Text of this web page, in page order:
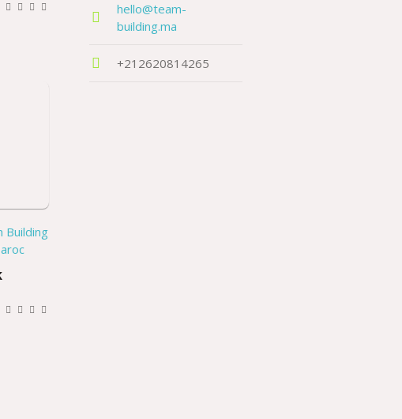
Building
hello@team-
building.ma
+212620814265